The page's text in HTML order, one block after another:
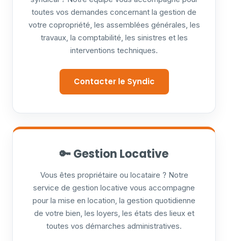
toutes vos demandes concernant la gestion de
votre copropriété, les assemblées générales, les
travaux, la comptabilité, les sinistres et les
interventions techniques.
Contacter le Syndic
🔑 Gestion Locative
Vous êtes propriétaire ou locataire ? Notre
service de gestion locative vous accompagne
pour la mise en location, la gestion quotidienne
de votre bien, les loyers, les états des lieux et
toutes vos démarches administratives.